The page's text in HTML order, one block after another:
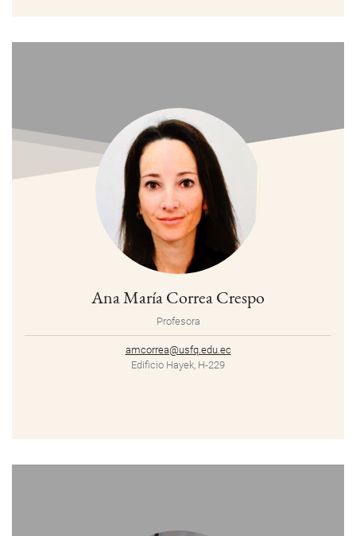
Ana María Correa Crespo
Profesora
amcorrea@usfq.edu.ec
Edificio Hayek, H-229